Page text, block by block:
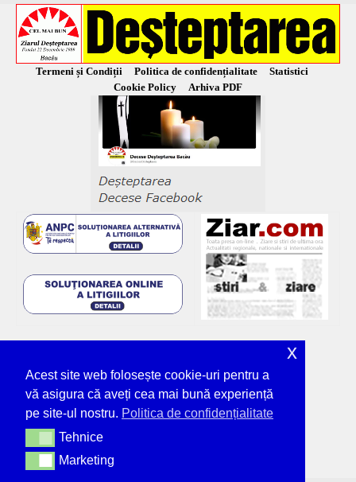
Termeni și Condiții Politica de confidențialitate
Statistici
Cookie Policy
Arhiva PDF
Acest site web folosește cookie-uri pentru a
vă asigura că aveți cea mai bună experiență
pe site-ul nostru. Politica de confidențialitate
TehniceTehnice
MarketingMarketing
x